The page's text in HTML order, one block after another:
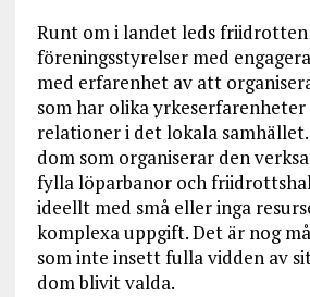
Runt om i landet leds friidrotten
föreningsstyrelser med
med erfarenhet av att
som har olika
relationer i det lokala
dom som organiserar den
fylla löparbanor och
ideellt med små eller inga
komplexa uppgift. Det är nog
som inte insett fulla vidden av
dom blivit valda.